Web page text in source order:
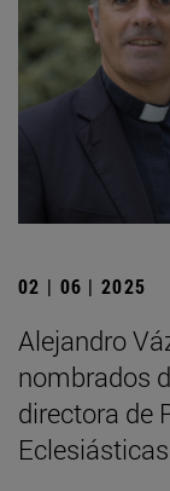
02 | 06 | 2025
Alejandro
nombrados
directora de